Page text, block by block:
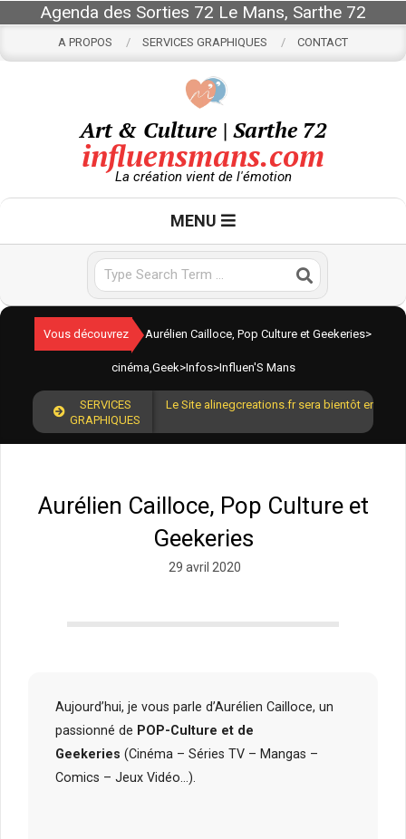
content
Agenda des Sorties 72 Le Mans, Sarthe 72
A PROPOS SERVICES GRAPHIQUES CONTACT
Art & Culture | Sarthe 72
influensmans.com
La création vient de l'émotion
MENU
Vous découvrez Aurélien Cailloce, Pop Culture et Geekeries>
cinéma,Geek>Infos>Influen'S Mans
SERVICES
GRAPHIQUES
Le Site alinegcreations.fr sera bientôt en
Aurélien Cailloce, Pop Culture et
Geekeries
29 avril 2020
Aujourd’hui, je vous parle d’Aurélien Cailloce, un
passionné de POP-Culture et de
Geekeries (Cinéma – Séries TV – Mangas –
Comics – Jeux Vidéo…).